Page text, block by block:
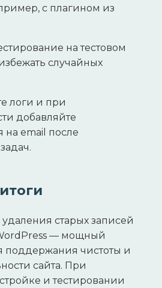
с плагином из
на тестовом
случайных
логи и при
добавляйте
email после
старых записей
— мощный
поддержания чистоты и
сайта. При
и тестировании